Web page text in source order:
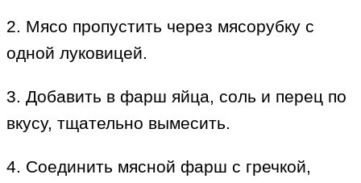
2. Мясо пропустить через мясорубку с
одной луковицей.
3. Добавить в фарш яйца, соль и перец по
вкусу, тщательно вымесить.
4. Соединить мясной фарш с гречкой,